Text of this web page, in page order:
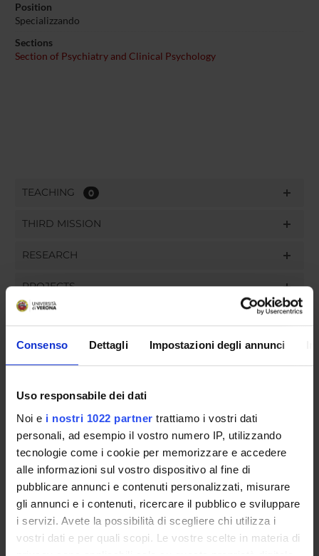
Consenso Dettagli Impostazioni degli annunci
Uso responsabile dei dati
Noi e i nostri 1022 partner trattiamo i vostri dati
personali, ad esempio il vostro numero IP, utilizzando
tecnologie come i cookie per memorizzare e accedere
alle informazioni sul vostro dispositivo al fine di
pubblicare annunci e contenuti personalizzati, misurare
gli annunci e i contenuti, ricercare il pubblico e sviluppare
i servizi. Avete la possibilità di scegliere chi utilizza i
vostri dati e per quali scopi. Le vostre scelte in materia di
Position
Specializzando
Sections
Section of Psychiatry and Clinical Psychology
TEACHING 0
THIRD MISSION
RESEARCH
PROJECTS
ORGANISATION
GOVERNANCE
COMMITTEES
DEPARTMENT ADMINISTRATION OFFICES
STUDENT ADMINISTRATION OFFICES